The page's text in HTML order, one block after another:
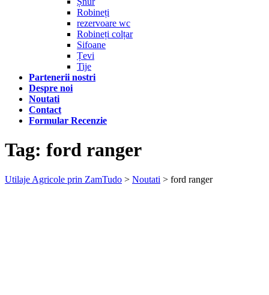
Robineți
rezervoare wc
Robineți colțar
Sifoane
Țevi
Tije
Partenerii nostri
Despre noi
Noutati
Contact
Formular Recenzie
Tag: ford ranger
Utilaje Agricole prin ZamTudo > Noutati > ford ranger